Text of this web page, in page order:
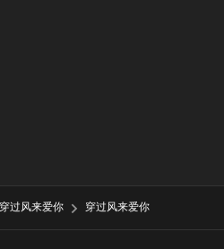
穿过风来爱你 穿过风来爱你